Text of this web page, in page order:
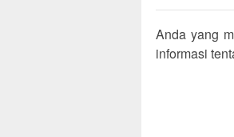
Anda yang
informasi